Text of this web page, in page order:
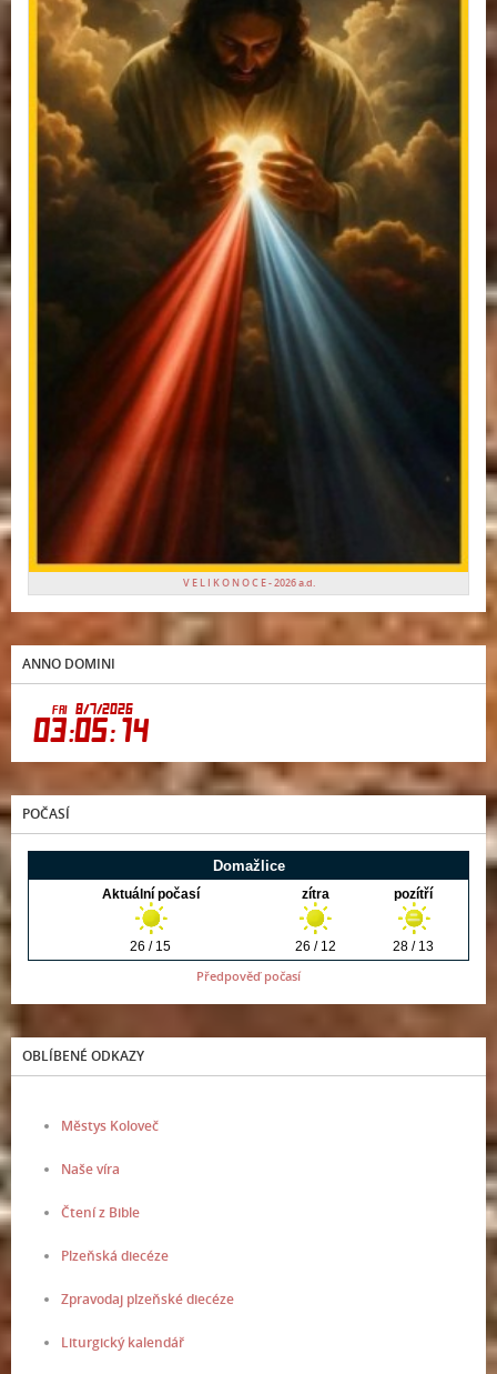
V E L I K O N O C E - 2026 a.d.
ANNO DOMINI
POČASÍ
Předpověď počasí
OBLÍBENÉ ODKAZY
Městys Koloveč
Naše víra
Čtení z Bible
Plzeňská diecéze
Zpravodaj plzeňské diecéze
Liturgický kalendář